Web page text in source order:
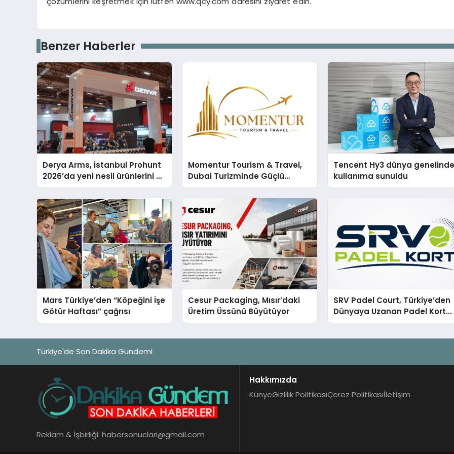
Benzer Haberler
Derya Arms, İstanbul Prohunt
2026’da yeni nesil ürünlerini ve
global marka vizyonunu
sergiledi
Momentur Tourism & Travel,
Dubai Turizminde Güçlü
Operasyon Ağıyla Fark
Tencent Hy3 dünya
kullanıma sunuldu
Mars Türkiye’den “Köpeğini İşe
Götür Haftası” çağrısı
Cesur Packaging, Mısır’daki
Üretim Üssünü Büyütüyor
SRV Padel Court, Türkiye’den
Dünyaya Uzanan Padel Kort
Üretiminde Güvenin Adresi
Türkiye'de Son Dakika Gündemi
Reklam & İşbirliği: habersonuclari@gmail.com
Hakkımızda
KünyeGizlilik PolitikasıÇerez Politikasıİletişim